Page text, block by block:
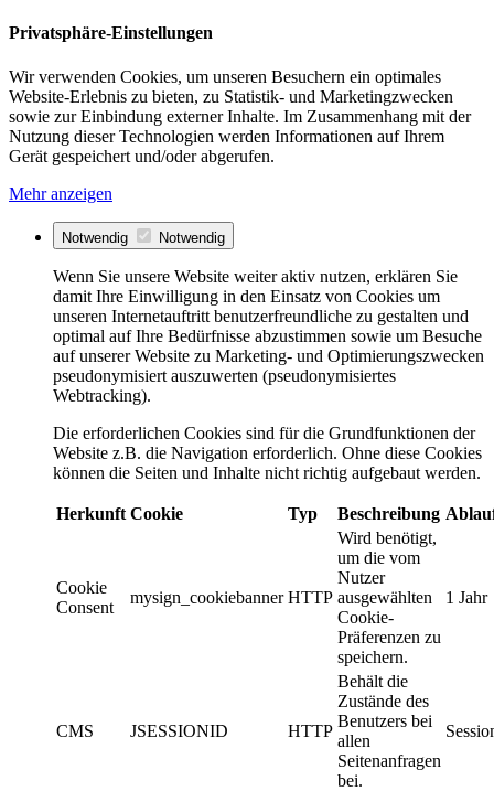
Privatsphäre-Einstellungen
Wir verwenden Cookies, um unseren Besuchern ein optimales
Website-Erlebnis zu bieten, zu Statistik- und Marketingzwecken
sowie zur Einbindung externer Inhalte. Im Zusammenhang mit der
Nutzung dieser Technologien werden Informationen auf Ihrem
Gerät gespeichert und/oder abgerufen.
Mehr anzeigen
Notwendig Notwendig
Wenn Sie unsere Website weiter aktiv nutzen, erklären Sie
damit Ihre Einwilligung in den Einsatz von Cookies um
unseren Internetauftritt benutzerfreundliche zu gestalten und
optimal auf Ihre Bedürfnisse abzustimmen sowie um Besuche
auf unserer Website zu Marketing- und Optimierungszwecken
pseudonymisiert auszuwerten (pseudonymisiertes
Webtracking).
Die erforderlichen Cookies sind für die Grundfunktionen der
Website z.B. die Navigation erforderlich. Ohne diese Cookies
können die Seiten und Inhalte nicht richtig aufgebaut werden.
Herkunft Cookie Typ Beschreibung
Cookie
Consent
mysign_cookiebanner HTTP
Wird benötigt,
um die vom
Nutzer
ausgewählten
Cookie-
Präferenzen zu
speichern.
1 Jahr
CMS JSESSIONID HTTP
Behält die
Zustände des
Benutzers bei
allen
Seitenanfragen
bei.